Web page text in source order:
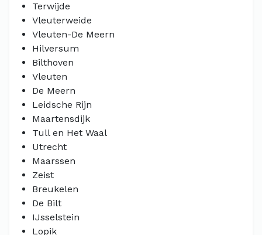
Terwijde
Vleuterweide
Vleuten-De Meern
Hilversum
Bilthoven
Vleuten
De Meern
Leidsche Rijn
Maartensdijk
Tull en Het Waal
Utrecht
Maarssen
Zeist
Breukelen
De Bilt
IJsselstein
Lopik